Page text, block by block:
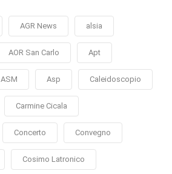
AGR News alsia
AOR San Carlo Apt
ASM Asp Caleidoscopio
Carmine Cicala
Concerto Convegno
Cosimo Latronico